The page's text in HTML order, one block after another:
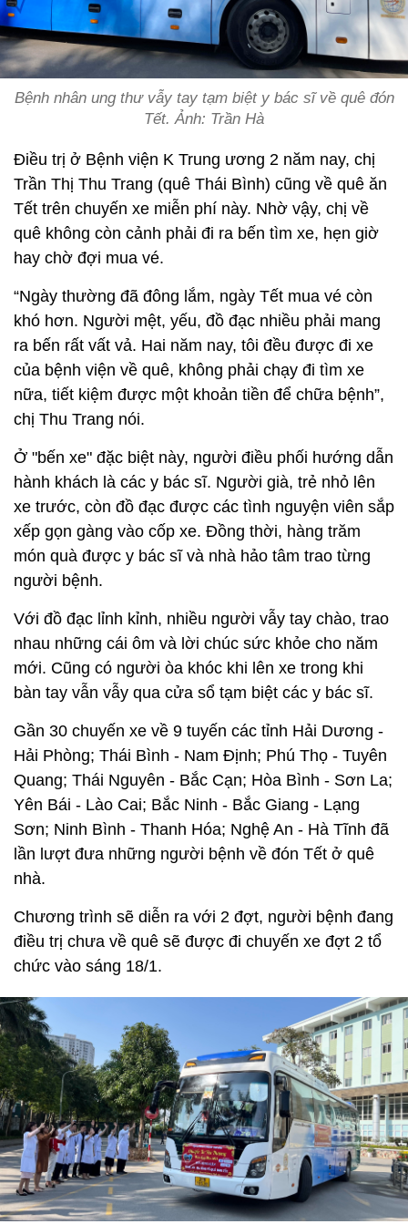
Bệnh nhân ung thư vẫy tay tạm biệt y bác sĩ về quê đón
Tết. Ảnh: Trần Hà
Điều trị ở Bệnh viện K Trung ương 2 năm nay, chị
Trần Thị Thu Trang (quê Thái Bình) cũng về quê ăn
Tết trên chuyến xe miễn phí này. Nhờ vậy, chị về
quê không còn cảnh phải đi ra bến tìm xe, hẹn giờ
hay chờ đợi mua vé.
“Ngày thường đã đông lắm, ngày Tết mua vé còn
khó hơn. Người mệt, yếu, đồ đạc nhiều phải mang
ra bến rất vất vả. Hai năm nay, tôi đều được đi xe
của bệnh viện về quê, không phải chạy đi tìm xe
nữa, tiết kiệm được một khoản tiền để chữa bệnh”,
chị Thu Trang nói.
Ở "bến xe" đặc biệt này, người điều phối hướng dẫn
hành khách là các y bác sĩ. Người già, trẻ nhỏ lên
xe trước, còn đồ đạc được các tình nguyện viên sắp
xếp gọn gàng vào cốp xe. Đồng thời, hàng trăm
món quà được y bác sĩ và nhà hảo tâm trao từng
người bệnh.
Với đồ đạc lỉnh kỉnh, nhiều người vẫy tay chào, trao
nhau những cái ôm và lời chúc sức khỏe cho năm
mới. Cũng có người òa khóc khi lên xe trong khi
bàn tay vẫn vẫy qua cửa sổ tạm biệt các y bác sĩ.
Gần 30 chuyến xe về 9 tuyến các tỉnh Hải Dương -
Hải Phòng; Thái Bình - Nam Định; Phú Thọ - Tuyên
Quang; Thái Nguyên - Bắc Cạn; Hòa Bình - Sơn La;
Yên Bái - Lào Cai; Bắc Ninh - Bắc Giang - Lạng
Sơn; Ninh Bình - Thanh Hóa; Nghệ An - Hà Tĩnh đã
lần lượt đưa những người bệnh về đón Tết ở quê
nhà.
Chương trình sẽ diễn ra với 2 đợt, người bệnh đang
điều trị chưa về quê sẽ được đi chuyến xe đợt 2 tổ
chức vào sáng 18/1.